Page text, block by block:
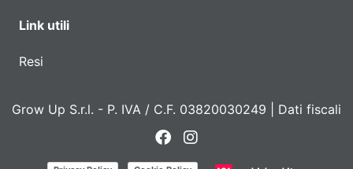
Link utili
Resi
Grow Up S.r.l. - P. IVA / C.F. 03820030249 | Dati fiscali